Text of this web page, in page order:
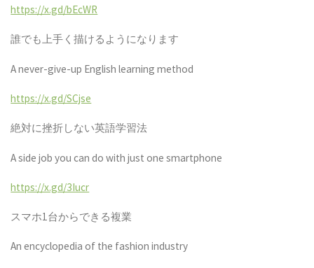
https://x.gd/bEcWR
誰でも上手く描けるようになります
A never-give-up English learning method
https://x.gd/SCjse
絶対に挫折しない英語学習法
A side job you can do with just one smartphone
https://x.gd/3Iucr
スマホ1台からできる複業
An encyclopedia of the fashion industry